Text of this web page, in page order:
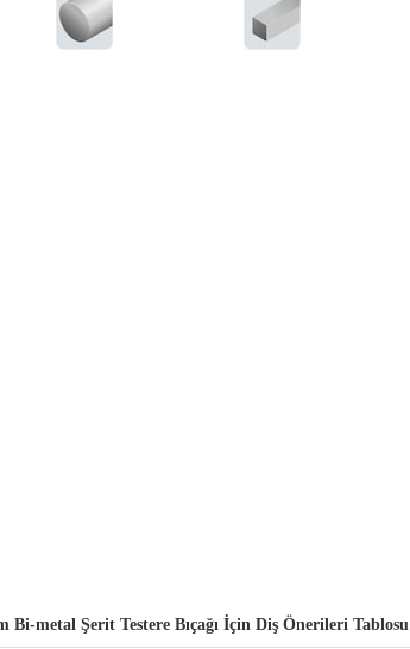
metal Şerit Testere Bıçağı İçin Diş Önerileri Tablosu